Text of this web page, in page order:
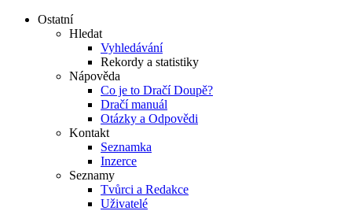
Ostatní
Hledat
Vyhledávání
Rekordy a statistiky
Nápověda
Co je to Dračí Doupě?
Dračí manuál
Otázky a Odpovědi
Kontakt
Seznamka
Inzerce
Seznamy
Tvůrci a Redakce
Uživatelé